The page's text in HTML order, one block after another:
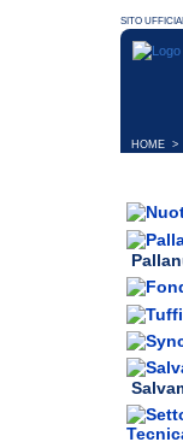
HOME >